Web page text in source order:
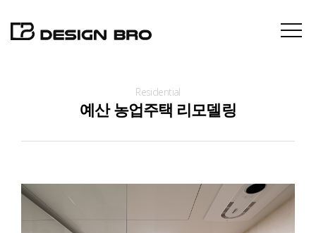
Contact
Residential
예산 농업주택 리모델링